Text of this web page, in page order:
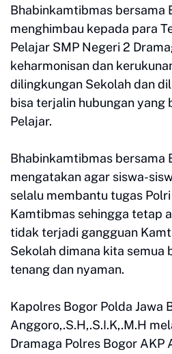
Bhabinkamtibmas bersama
menghimbau kepada para
Pelajar SMP Negeri 2
keharmonisan dan
dilingkungan Sekolah dan
bisa terjalin hubungan yang
Pelajar.
Bhabinkamtibmas bersama
mengatakan agar siswa-
selalu membantu tugas
Kamtibmas sehingga tetap
tidak terjadi gangguan
Sekolah dimana kita semua
tenang dan nyaman.
Kapolres Bogor Polda Jawa
Anggoro,.S.H,.S.I.K,.M.H
Dramaga Polres Bogor AKP